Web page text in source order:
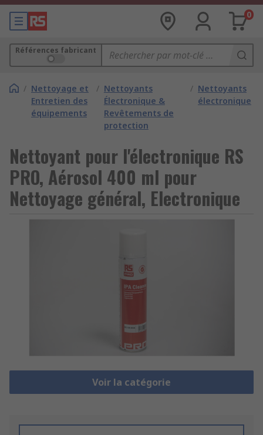
0
Références fabricant
/ Nettoyage et
Entretien des
équipements
/ Nettoyants
Électronique &
Revêtements de
protection
/ Nettoyants
électronique
Nettoyant pour l'électronique RS
PRO, Aérosol 400 ml pour
Nettoyage général, Electronique
Voir la catégorie